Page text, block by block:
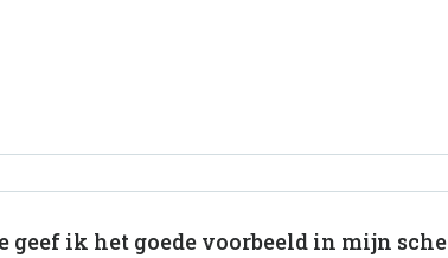
geef ik het goede voorbeeld in mijn